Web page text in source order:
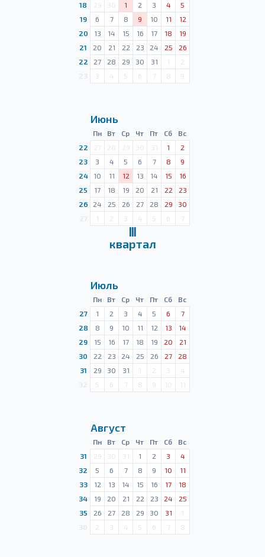
18
29 30 1 2 3 4
5
19
6 7 8 9 10 11
12
20
13 14 15 16 17 18
19
21
20 21 22 23 24 25
26
22
27 28 29 30 31 1
2
3 4 5 6 7 8 9
Июнь
Пн Вт Ср Чт Пт Сб
Вс
22
27 28 29 30 31 1
2
23
3 4 5 6 7 8
9
24
10 11 12 13 14 15
16
25
17 18 19 20 21 22
23
26
24 25 26 27 28 29
30
1 2 3 4 5 6 7
Ⅲ
квартал
Июль
Пн Вт Ср Чт Пт Сб
Вс
27
1 2 3 4 5 6
7
28
8 9 10 11 12 13
14
29
15 16 17 18 19 20
21
30
22 23 24 25 26 27
28
31
29 30 31 1 2 3
4
5 6 7 8 9 10 11
Август
Пн Вт Ср Чт Пт Сб
Вс
31
29 30 31 1 2 3
4
32
5 6 7 8 9 10
11
33
12 13 14 15 16 17
18
34
19 20 21 22 23 24
25
35
26 27 28 29 30 31
1
2 3 4 5 6 7 8